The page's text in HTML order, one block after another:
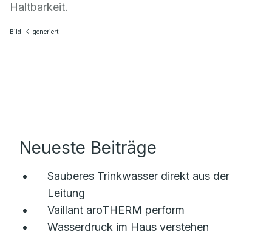
Haltbarkeit.
Bild: KI generiert
Neueste Beiträge
Sauberes Trinkwasser direkt aus der
Leitung
Vaillant aroTHERM perform
Wasserdruck im Haus verstehen